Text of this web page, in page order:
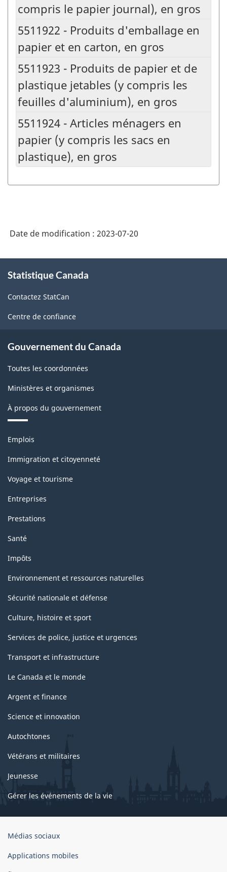
compris le papier journal), en gros
5511922 - Produits d'emballage en
papier et en carton, en gros
5511923 - Produits de papier et de
plastique jetables (y compris les
feuilles d'aluminium), en gros
5511924 - Articles ménagers en
papier (y compris les sacs en
plastique), en gros
Date de modification : 2023-07-20
propos
ce
site
Statistique Canada
Contactez StatCan
Centre de confiance
Gouvernement du Canada
Toutes les coordonnées
Ministères et organismes
À propos du gouvernement
Thèmes
sujets
Emplois
Immigration et citoyenneté
Voyage et tourisme
Entreprises
Prestations
Santé
Impôts
Environnement et ressources naturelles
Sécurité nationale et défense
Culture, histoire et sport
Services de police, justice et urgences
Transport et infrastructure
Le Canada et le monde
Argent et finance
Science et innovation
Autochtones
Vétérans et militaires
Jeunesse
Gérer les événements de la vie
Organisation
gouvernement
Médias sociaux
Applications mobiles